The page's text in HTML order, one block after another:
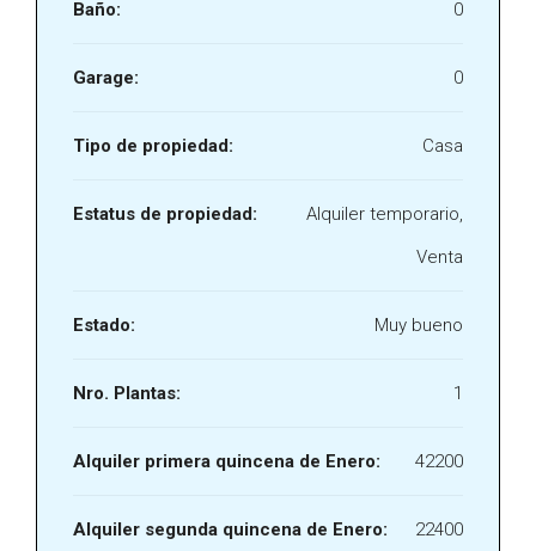
Baño: 0
Garage: 0
Tipo de propiedad: Casa
Estatus de propiedad:
Alquiler temporario,
Venta
Estado: Muy bueno
Nro. Plantas: 1
Alquiler primera quincena de Enero: 42200
Alquiler segunda quincena de Enero: 22400